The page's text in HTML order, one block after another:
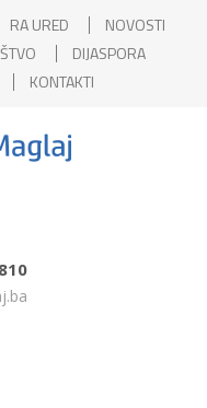
RA URED
NOVOSTI
DIJASPORA
KONTAKTI